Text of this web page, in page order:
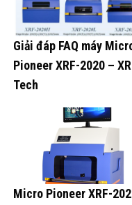
Giải đáp FAQ máy
Pioneer XRF-2020 –
Tech
Micro Pioneer XRF-